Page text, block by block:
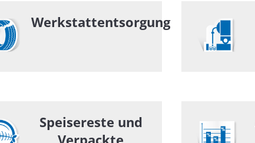
Werkstattentsorgung
Speisereste und
Verpackte